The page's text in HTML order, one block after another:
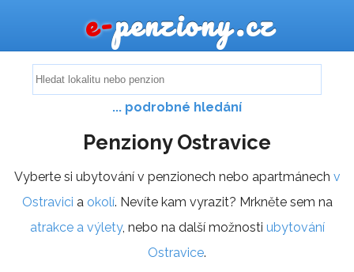
e-penziony.cz
... podrobné hledání
Penziony Ostravice
Vyberte si ubytování v penzionech nebo apartmánech v
Ostravici a okolí. Nevíte kam vyrazit? Mrkněte sem na
atrakce a výlety, nebo na další možnosti ubytování
Ostravice.